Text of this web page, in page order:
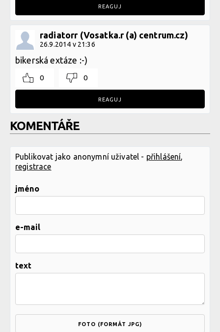
REAGUJ
radiatorr (Vosatka.r (a) centrum.cz)
26.9.2014 v 21:36
bikerská extáze :-)
0 0
REAGUJ
KOMENTÁŘE
Publikovat jako anonymní uživatel - přihlášení
registrace
jméno
e-mail
text
FOTO (FORMÁT JPG)